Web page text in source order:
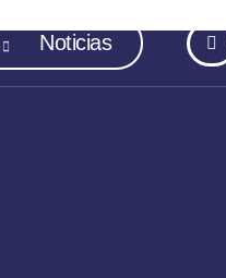
Noticias